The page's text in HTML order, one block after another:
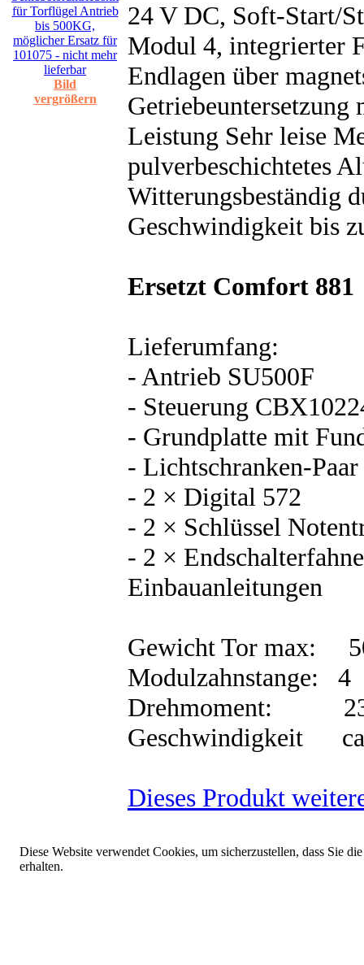
Bild
vergrößern
24 V DC, Soft-Start/
Modul 4, integrierter
Endlagen über
Leistung Sehr leise
pulverbeschichtetes
Witterungsbeständig
Geschwindigkeit bis
Ersetzt Comfort
Lieferumfang:
- Antrieb SU500F
- Steuerung
- Grundplatte mit
- Lichtschranken-
- 2 × Digital 572
- 2 × Schlüssel
- 2 ×
Einbauanleitungen
Gewicht Tor max:
Modulzahnstange: 4
Drehmoment:
Geschwindigkeit ca
Dieses Produkt
Diese Website verwendet Cookies, um sicherzustellen, dass Sie
erhalten.